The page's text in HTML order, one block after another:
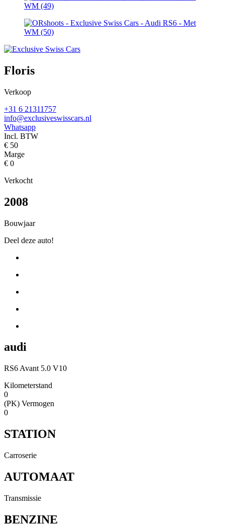
Floris
Verkoop
+31 6 21311757
info@exclusiveswisscars.nl
Whatsapp
Incl. BTW
€ 50
Marge
€ 0
Verkocht
2008
Bouwjaar
Deel deze auto!
audi
RS6 Avant 5.0 V10
Kilometerstand
0
(PK) Vermogen
0
STATION
Carroserie
AUTOMAAT
Transmissie
BENZINE